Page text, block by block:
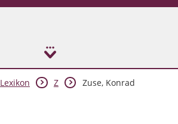
Lexikon Z Zuse, Konrad